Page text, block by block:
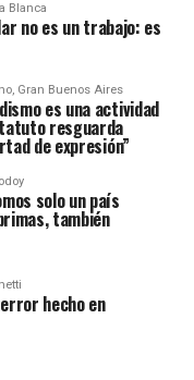
Blanca
no es un trabajo: es
Gran Buenos Aires
es una actividad
resguarda
de expresión”
solo un país
también
hecho en